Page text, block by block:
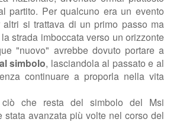
partito. Per qualcuno era un evento
si trattava di un primo passo ma
strada imboccata verso un orizzonte
"nuovo" avrebbe dovuto portare a
simbolo, lasciandola al passato e al
continuare a proporla nella vita
che resta del simbolo del Msi
avanzata più volte nel corso del